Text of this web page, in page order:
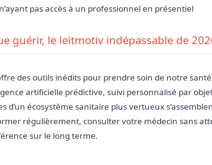
pas accès à un professionnel en présentiel
guérir, le leitmotiv indépassable de
des outils inédits pour prendre soin de notre
artificielle prédictive, suivi personnalisé par
d’un écosystème sanitaire plus vertueux
régulièrement, consulter votre médecin sans
sur le long terme.